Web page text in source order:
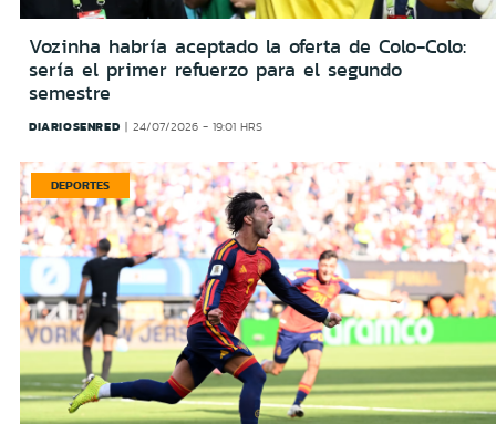
Vozinha habría aceptado la oferta de Colo-Colo:
sería el primer refuerzo para el segundo
semestre
DIARIOSENRED 24/07/2026 - 19:01 HRS
DEPORTES